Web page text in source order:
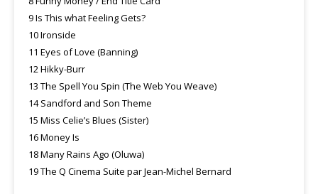
9 Is This what Feeling Gets?
10 Ironside
11 Eyes of Love (Banning)
12 Hikky-Burr
13 The Spell You Spin (The Web You Weave)
14 Sandford and Son Theme
15 Miss Celie’s Blues (Sister)
16 Money Is
18 Many Rains Ago (Oluwa)
19 The Q Cinema Suite par Jean-Michel Bernard